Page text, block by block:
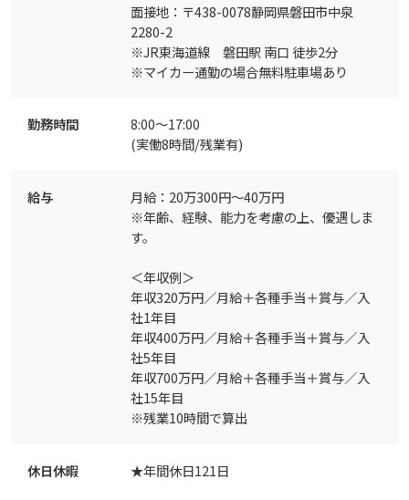
面接地：〒438-0078静岡県磐田市中泉
2280-2
※JR東海道線 磐田駅 南口 徒歩2分
※マイカー通勤の場合無料駐車場あり
勤務時間
8:00～17:00
(実働8時間/残業有)
給与
月給：20万300円～40万円
※年齢、経験、能力を考慮の上、優遇しま
す。
＜年収例＞
年収320万円／月給＋各種手当＋賞与／入
社1年目
年収400万円／月給＋各種手当＋賞与／入
社5年目
年収700万円／月給＋各種手当＋賞与／入
社15年目
※残業10時間で算出
休日休暇 ★年間休日121日